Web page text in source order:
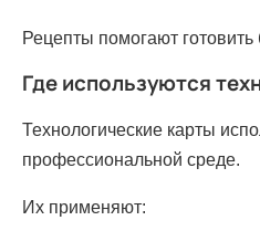
Рецепты помогают готовить
Где используются
Технологические карты
профессиональной среде.
Их применяют: